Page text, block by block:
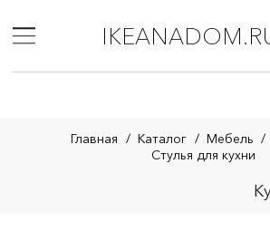
Главная / Каталог / Мебель /
Стулья для кухни